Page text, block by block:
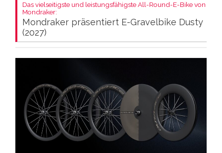
Das vielseitigste und leistungsfähigste All-Round-E-Bike von
Mondraker:
Mondraker präsentiert E-Gravelbike Dusty
(2027)